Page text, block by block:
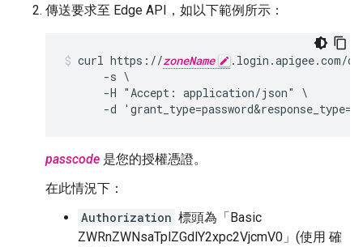
傳送要求至 Edge API，如以下範例所示：
curl https://zoneName
.login.apigee.com/
      -s \
      -H "Accept: application/json" \
-d
passcode 是您的授權憑證。
在此情況下：
Authorization 標頭為「Basic
ZWRnZWNsaTplZGdlY2xpc2VjcmV0」(使用 確